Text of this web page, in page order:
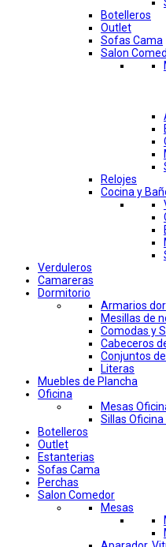
Botelleros
Outlet
Sofas Cama
Salon
Relojes
Cocina y
Verduleros
Camareras
Dormitorio
Armarios
Mesillas de
Comodas y
Cabeceros
Conjuntos
Literas
Muebles de Plancha
Oficina
Mesas
Sillas
Botelleros
Outlet
Estanterias
Sofas Cama
Perchas
Salon Comedor
Mesas